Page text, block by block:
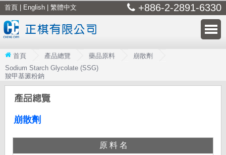
首頁| English| 繁體中文 +886-2-2891-6330
首頁 產品總覽 藥品原料
崩散劑
Sodium Starch Glycolate (SSG)
羧甲基澱粉鈉
崩散劑
原料名